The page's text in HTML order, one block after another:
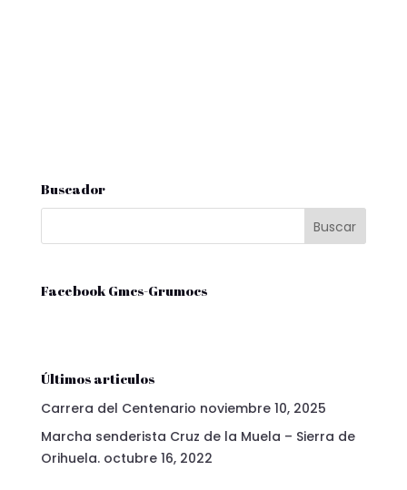
Buscador
Facebook Gmcs-Grumocs
Últimos articulos
Carrera del Centenario noviembre 10, 2025
Marcha senderista Cruz de la Muela – Sierra de
Orihuela. octubre 16, 2022